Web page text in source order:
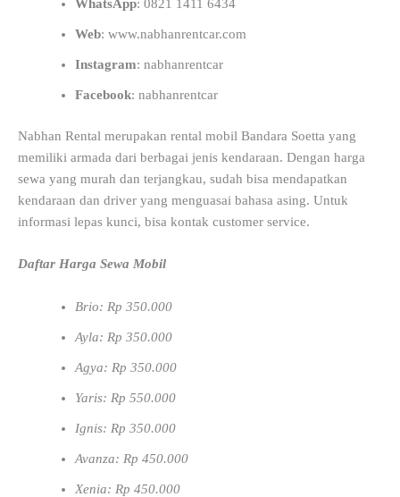
WhatsApp: 0821 1411 6434
Web: www.nabhanrentcar.com
Instagram: nabhanrentcar
Facebook: nabhanrentcar
Nabhan Rental merupakan rental mobil Bandara Soetta yang
memiliki armada dari berbagai jenis kendaraan. Dengan harga
sewa yang murah dan terjangkau, sudah bisa mendapatkan
kendaraan dan driver yang menguasai bahasa asing. Untuk
informasi lepas kunci, bisa kontak customer service.
Daftar Harga Sewa Mobil
Brio: Rp 350.000
Ayla: Rp 350.000
Agya: Rp 350.000
Yaris: Rp 550.000
Ignis: Rp 350.000
Avanza: Rp 450.000
Xenia: Rp 450.000